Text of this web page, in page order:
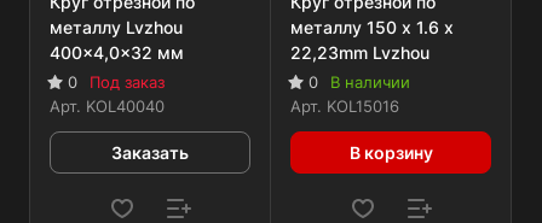
металлу Lvzhou
400x4,0x32 мм
0
Под заказ
Арт. KOL40040
Заказать
металлу 150 x 1.6 x
22,23mm Lvzhou
0
В наличии
Арт. KOL15016
В корзину